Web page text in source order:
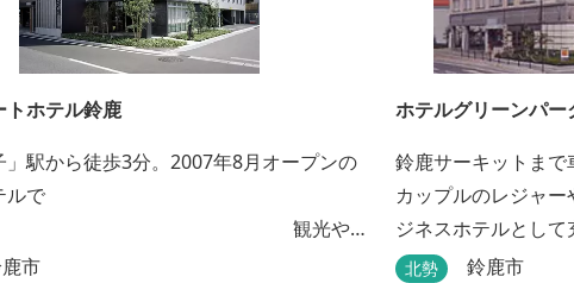
トホテル鈴鹿
」駅から徒歩3分。2007年8月オープンの
ルで
観光や
点としてご利用頂けます。 ●朝食無料
市
ホテルグリーンパー
鈴鹿サーキットま
カップルのレジャ
ジネスホテルとし
ご利用に対応できる
北勢 鈴鹿市